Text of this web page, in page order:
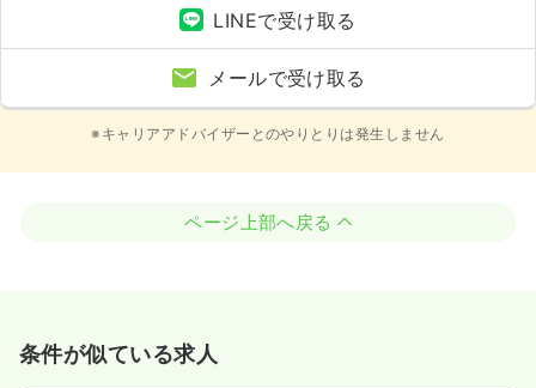
LINEで受け取る
メールで受け取る
※キャリアアドバイザーとのやりとりは発生しません
ページ上部へ戻る
条件が似ている求人